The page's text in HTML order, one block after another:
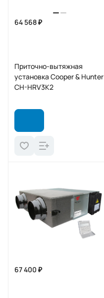
64 568 ₽
Приточно-вытяжная
установка Cooper & Hunter
CH-HRV3K2
67 400 ₽